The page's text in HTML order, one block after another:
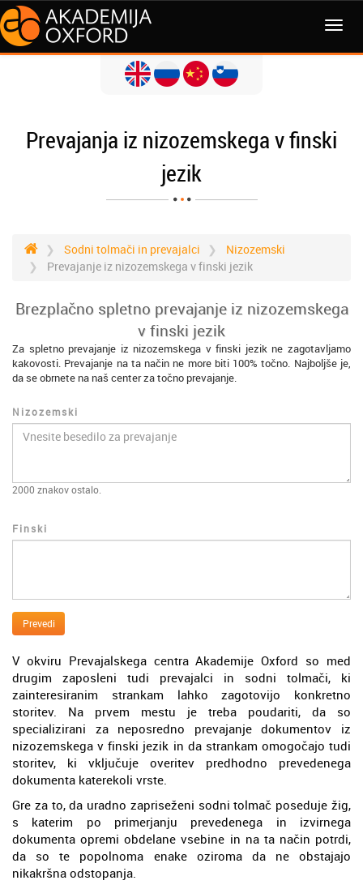
MENI
Prevajanja iz nizozemskega v finski
jezik
Sodni tolmači in prevajalci
Nizozemski
Prevajanje iz nizozemskega v finski jezik
Brezplačno spletno prevajanje iz nizozemskega
v finski jezik
Za spletno prevajanje iz nizozemskega v finski jezik ne zagotavljamo
kakovosti. Prevajanje na ta način ne more biti 100% točno. Najboljše je,
da se obrnete na naš center za točno prevajanje.
Nizozemski
2000 znakov ostalo.
Finski
Prevedi
V okviru Prevajalskega centra Akademije Oxford so med
drugim zaposleni tudi prevajalci in sodni tolmači, ki
zainteresiranim strankam lahko zagotovijo konkretno
storitev. Na prvem mestu je treba poudariti, da so
specializirani za neposredno prevajanje dokumentov iz
nizozemskega v finski jezik in da strankam omogočajo tudi
storitev, ki vključuje overitev predhodno prevedenega
dokumenta katerekoli vrste.
Gre za to, da uradno zapriseženi sodni tolmač poseduje žig,
s katerim po primerjanju prevedenega in izvirnega
dokumenta opremi obdelane vsebine in na ta način potrdi,
da so te popolnoma enake oziroma da ne obstajajo
nikakršna odstopanja.